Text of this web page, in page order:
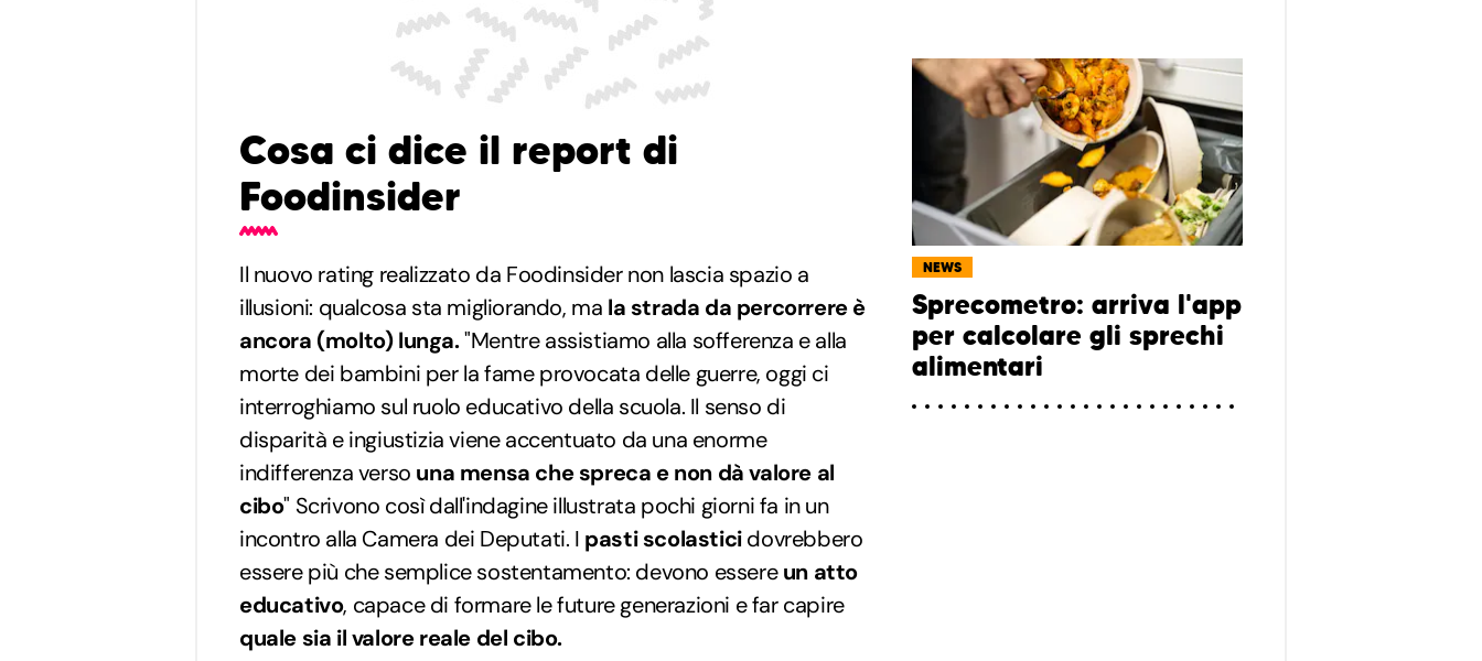
Cosa ci dice il report di
Foodinsider
Il nuovo rating realizzato da Foodinsider non lascia spazio a
illusioni: qualcosa sta migliorando, ma la strada da percorrere è
ancora (molto) lunga."Mentre assistiamo alla sofferenza e alla
morte dei bambini per la fame provocata delle guerre, oggi ci
interroghiamo sul ruolo educativo della scuola. Il senso di
disparità e ingiustizia viene accentuato da una enorme
indifferenza verso una mensa che spreca e non dà valore al
cibo" Scrivono così dall'indagine illustrata pochi giorni fa in un
incontro alla Camera dei Deputati. I pasti scolasticidovrebbero
essere più che semplice sostentamento: devono essereun atto
educativo, capace di formare le future generazioni e far capire
quale sia il valore reale del cibo.
NEWS
Sprecometro: arriva l'app
per calcolare gli sprechi
alimentari